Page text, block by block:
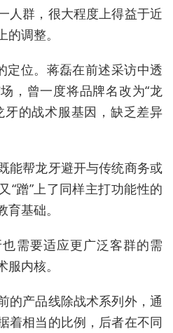
人群，很大程度上得益于近
调整。
定位。蒋磊在前述采访中透
，曾一度将品牌名改为“龙
牙的战术服基因，缺乏差异
能帮龙牙避开与传统商务或
“蹭”上了同样主打功能性的
基础。
需要适应更广泛客群的需
内核。
的产品线除战术系列外，通
着相当的比例，后者在不同